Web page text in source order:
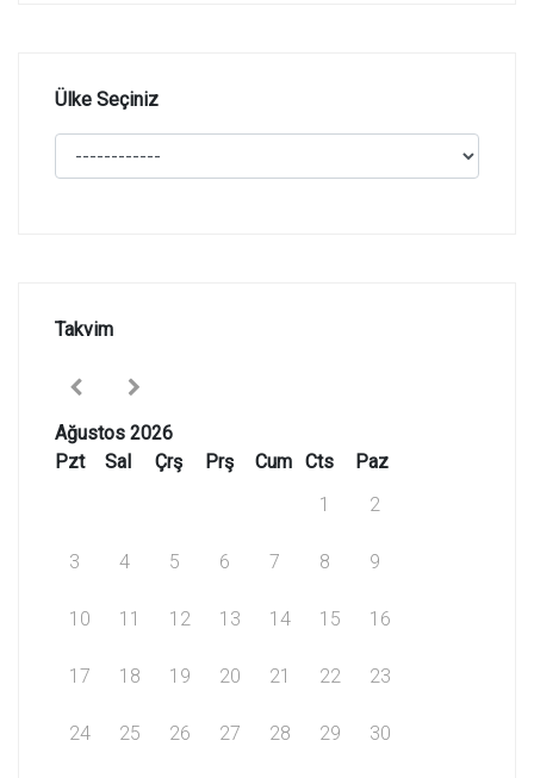
Ülke Seçiniz
Takvim
Ağustos 2026
Pzt
Sal Çrş Prş Cum Cts
Paz
1
2
3 4 5 6 7 8 9
10 11 12 13 14 15 16
17 18 19 20 21 22 23
24 25 26 27 28 29 30